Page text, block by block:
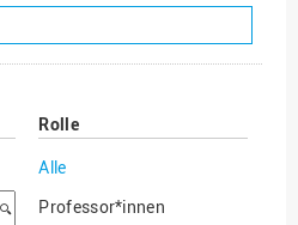
Rolle
Alle
Professor*innen